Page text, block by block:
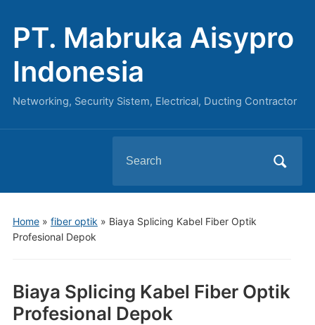
PT. Mabruka Aisypro
Indonesia
Networking, Security Sistem, Electrical, Ducting Contractor
for:
Home» fiber optik » Biaya Splicing Kabel Fiber Optik
Profesional Depok
Biaya Splicing Kabel Fiber Optik
Profesional Depok